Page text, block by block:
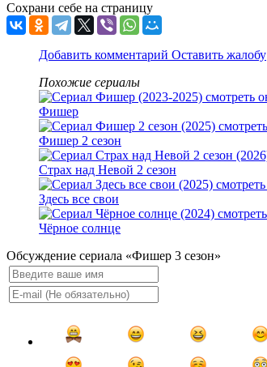
Сохрани себе на страницу
Добавить комментарий Оставить жалобу
Похожие сериалы
Фишер
Фишер 2 сезон
Страх над Невой 2 сезон
Здесь все свои
Чёрное солнце
Обсуждение сериала «Фишер 3 сезон»